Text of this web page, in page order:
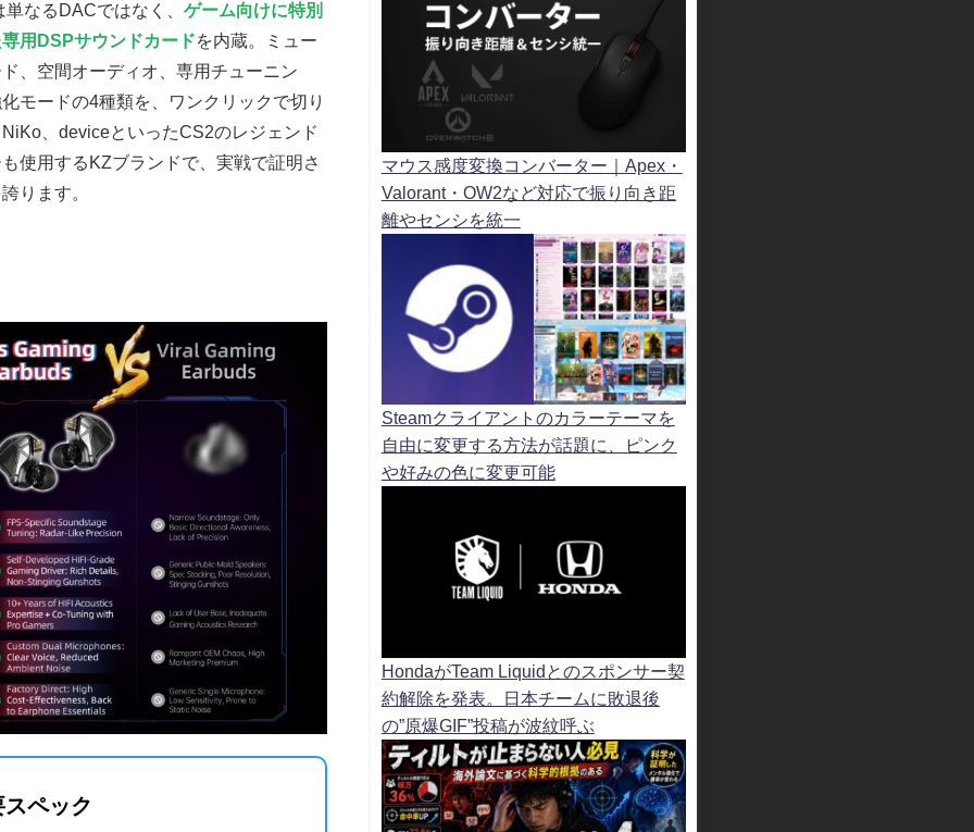
単なるDACではなく、ゲーム向けに特別
用DSPサウンドカードを内蔵。ミュー
、空間オーディオ、専用チューニン
モードの4種類を、ワンクリックで切り
、deviceといったCS2のレジェンド
使用するKZブランドで、実戦で証明さ
ります。
スペック
マウス感度変換コンバーター｜Apex・
Valorant・OW2など対応で振り向き距
離やセンシを統一
Steamクライアントのカラーテーマを
自由に変更する方法が話題に、ピンク
や好みの色に変更可能
HondaがTeam Liquidとのスポンサー契
約解除を発表。日本チームに敗退後
の”原爆GIF”投稿が波紋呼ぶ